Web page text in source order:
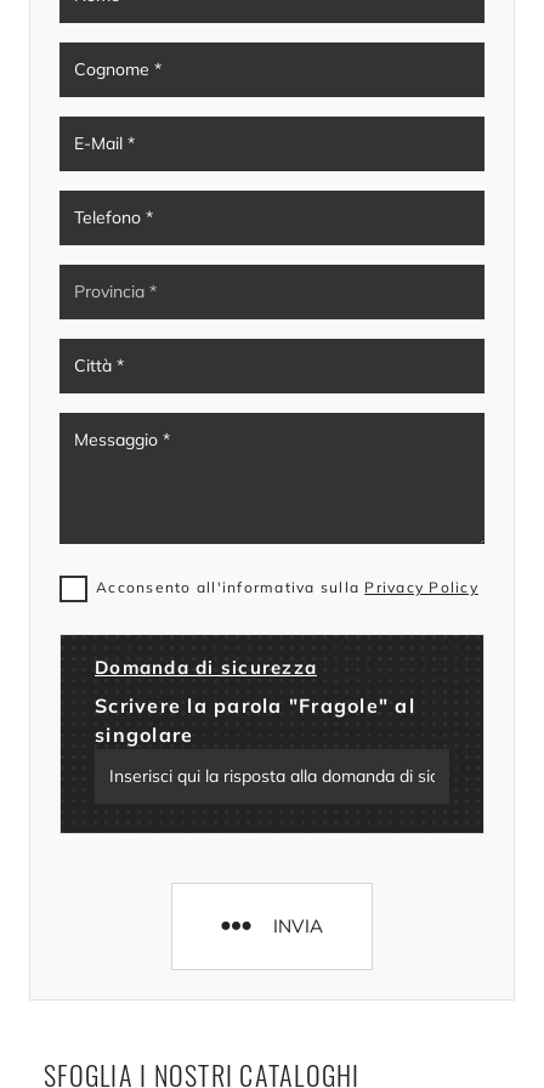
Acconsento all'informativa sulla Privacy Policy
Domanda di sicurezza
Scrivere la parola "Fragole" al
singolare
INVIA
SFOGLIA I NOSTRI CATALOGHI